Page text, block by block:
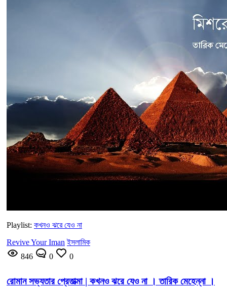
Playlist: কখনও ঝরে যেও না
Revive Your Iman ইসলামিক
846
0 0
রোমান সভ্যতার প্রেতাত্মা | কখনও ঝরে যেও না । তারিক মেহেন্না ।